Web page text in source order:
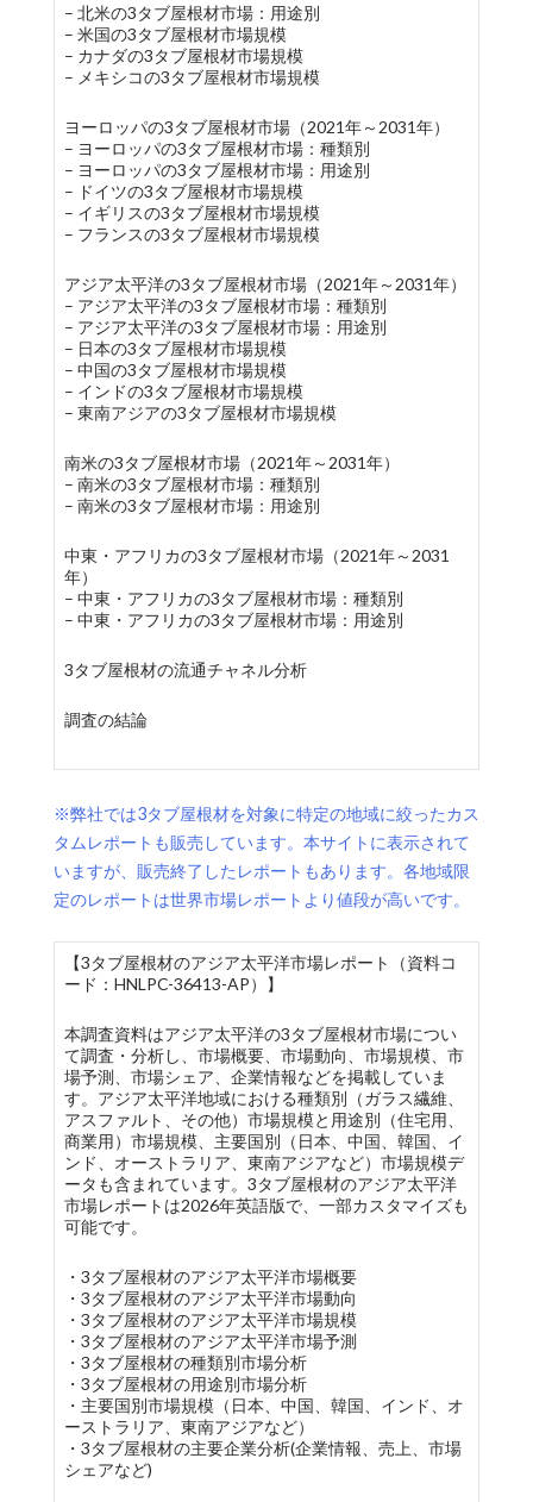
– 北米の3タブ屋根材市場：用途別
– 米国の3タブ屋根材市場規模
– カナダの3タブ屋根材市場規模
– メキシコの3タブ屋根材市場規模
ヨーロッパの3タブ屋根材市場（2021年～2031年）
– ヨーロッパの3タブ屋根材市場：種類別
– ヨーロッパの3タブ屋根材市場：用途別
– ドイツの3タブ屋根材市場規模
– イギリスの3タブ屋根材市場規模
– フランスの3タブ屋根材市場規模
アジア太平洋の3タブ屋根材市場（2021年～2031年）
– アジア太平洋の3タブ屋根材市場：種類別
– アジア太平洋の3タブ屋根材市場：用途別
– 日本の3タブ屋根材市場規模
– 中国の3タブ屋根材市場規模
– インドの3タブ屋根材市場規模
– 東南アジアの3タブ屋根材市場規模
南米の3タブ屋根材市場（2021年～2031年）
– 南米の3タブ屋根材市場：種類別
– 南米の3タブ屋根材市場：用途別
中東・アフリカの3タブ屋根材市場（2021年～2031
年）
– 中東・アフリカの3タブ屋根材市場：種類別
– 中東・アフリカの3タブ屋根材市場：用途別
3タブ屋根材の流通チャネル分析
調査の結論
※弊社では3タブ屋根材を対象に特定の地域に絞ったカス
タムレポートも販売しています。本サイトに表示されて
いますが、販売終了したレポートもあります。各地域限
定のレポートは世界市場レポートより値段が高いです。
【3タブ屋根材のアジア太平洋市場レポート（資料コ
ード：HNLPC-36413-AP）】
本調査資料はアジア太平洋の3タブ屋根材市場につい
て調査・分析し、市場概要、市場動向、市場規模、市
場予測、市場シェア、企業情報などを掲載していま
す。アジア太平洋地域における種類別（ガラス繊維、
アスファルト、その他）市場規模と用途別（住宅用、
商業用）市場規模、主要国別（日本、中国、韓国、イ
ンド、オーストラリア、東南アジアなど）市場規模デ
ータも含まれています。3タブ屋根材のアジア太平洋
市場レポートは2026年英語版で、一部カスタマイズも
可能です。
・3タブ屋根材のアジア太平洋市場概要
・3タブ屋根材のアジア太平洋市場動向
・3タブ屋根材のアジア太平洋市場規模
・3タブ屋根材のアジア太平洋市場予測
・3タブ屋根材の種類別市場分析
・3タブ屋根材の用途別市場分析
・主要国別市場規模（日本、中国、韓国、インド、オ
ーストラリア、東南アジアなど）
・3タブ屋根材の主要企業分析(企業情報、売上、市場
シェアなど)